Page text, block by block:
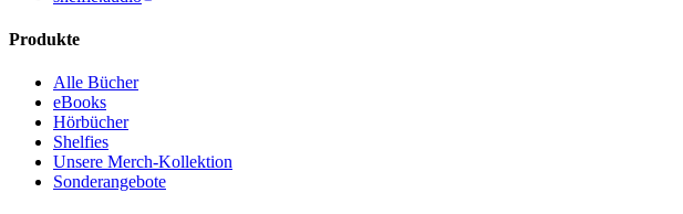
Produkte
Alle Bücher
eBooks
Hörbücher
Shelfies
Unsere Merch-Kollektion
Sonderangebote